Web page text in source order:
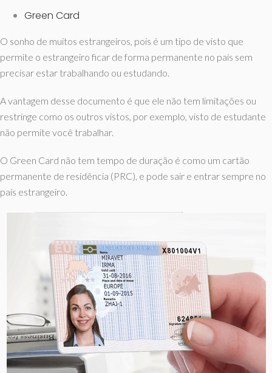
Green Card
O sonho de muitos estrangeiros, pois é um tipo de visto que
permite o estrangeiro ficar de forma permanente no país sem
precisar estar trabalhando ou estudando.
A vantagem desse documento é que ele não tem limitações ou
restringe como os outros vistos, por exemplo, visto de estudante
não permite você trabalhar.
O Green Card não tem tempo de duração é como um cartão
permanente de residência (PRC), e pode sair e entrar sempre no
país estrangeiro.